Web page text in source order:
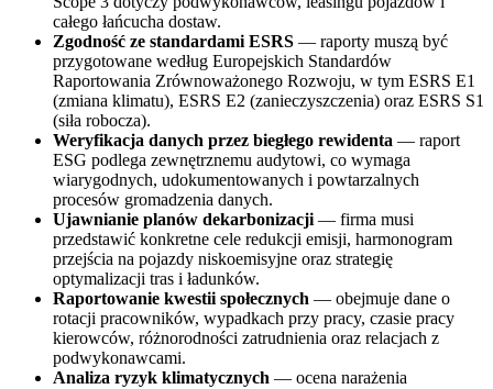
całego łańcucha dostaw.
Zgodność ze standardami ESRS — raporty muszą być
przygotowane według Europejskich Standardów
Raportowania Zrównoważonego Rozwoju, w tym ESRS E1
(zmiana klimatu), ESRS E2 (zanieczyszczenia) oraz ESRS S1
(siła robocza).
Weryfikacja danych przez biegłego rewidenta — raport
ESG podlega zewnętrznemu audytowi, co wymaga
wiarygodnych, udokumentowanych i powtarzalnych
procesów gromadzenia danych.
Ujawnianie planów dekarbonizacji — firma musi
przedstawić konkretne cele redukcji emisji, harmonogram
przejścia na pojazdy niskoemisyjne oraz strategię
optymalizacji tras i ładunków.
Raportowanie kwestii społecznych — obejmuje dane o
rotacji pracowników, wypadkach przy pracy, czasie pracy
kierowców, różnorodności zatrudnienia oraz relacjach z
podwykonawcami.
Analiza ryzyk klimatycznych — ocena narażenia